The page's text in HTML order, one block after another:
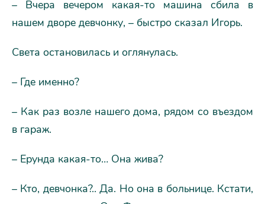
– Вчера вечером какая-то машина сбила в
нашем дворе девчонку, – быстро сказал Игорь.
Света остановилась и оглянулась.
– Где именно?
– Как раз возле нашего дома, рядом со въездом
в гараж.
– Ерунда какая-то… Она жива?
– Кто, девчонка?.. Да. Но она в больнице. Кстати,